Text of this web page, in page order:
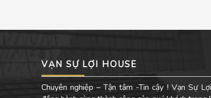
VẠN SỰ LỢI HOUSE
Chuyên nghiệp – Tận tâm -Tin cậy ! Vạn Sự